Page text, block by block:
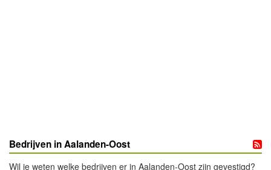
Bedrijven in Aalanden-Oost
Wil je weten welke bedrijven er in Aalanden-Oost zijn gevestigd?